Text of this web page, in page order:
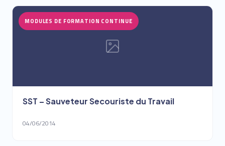
MODULES DE FORMATION CONTINUE
SST – Sauveteur Secouriste du Travail
04/06/2014